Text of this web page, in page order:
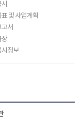
및 사업계획
서
장
시정보